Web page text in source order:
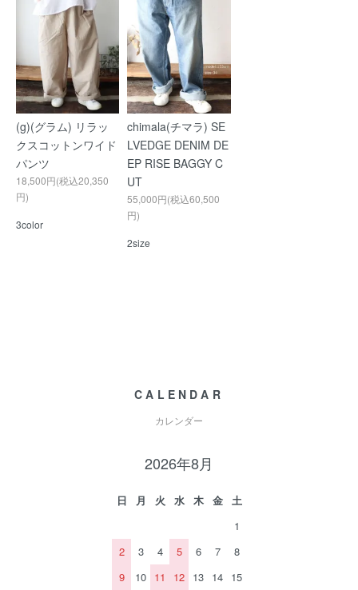
(g)(グラム) リラッ
クスコットンワイド
パンツ
18,500円(税込20,350
円)
3color
chimala(チマラ) SE
LVEDGE DENIM DE
EP RISE BAGGY C
UT
55,000円(税込60,500
円)
2size
CALENDAR
カレンダー
2026年8月
日 月 火 水 木 金
土
1
2
3 4 5 6 7
8
9
10 11 12 13 14 15